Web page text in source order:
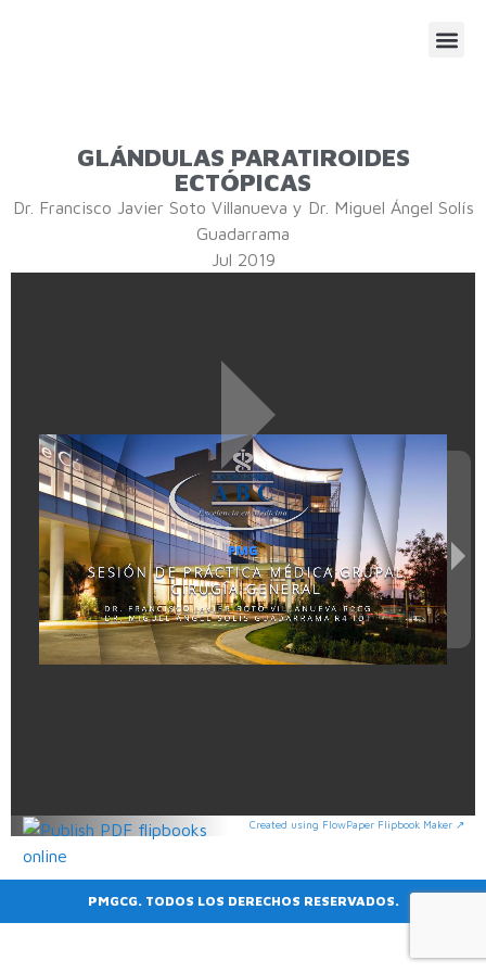
GLÁNDULAS PARATIROIDES
ECTÓPICAS
Dr. Francisco Javier Soto Villanueva y Dr. Miguel Ángel Solís
Guadarrama
Jul 2019
Created using FlowPaper Flipbook Maker ↗
PMGCG. TODOS LOS DERECHOS RESERVADOS.